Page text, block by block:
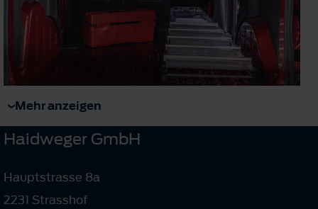
Mehr anzeigen
Haidweger GmbH
Hauptstrasse 8a
2231 Strasshof